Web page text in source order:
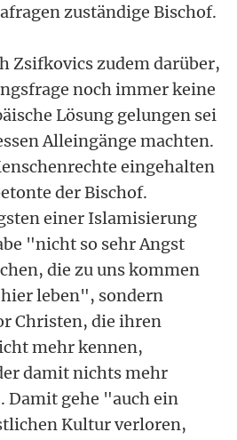
zuständige Bischof.
Zsifkovics zudem darüber,
noch immer keine
Lösung gelungen sei
Alleingänge machten.
eingehalten
der Bischof.
einer Islamisierung
"nicht so sehr Angst
die zu uns kommen
leben", sondern
Christen, die ihren
mehr kennen,
damit nichts mehr
Damit gehe "auch ein
Kultur verloren,